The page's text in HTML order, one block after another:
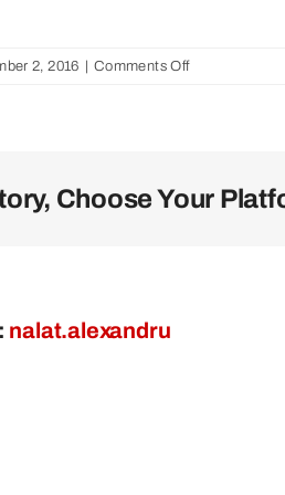
2, 2016 Comments Offon
Choose Your
nalat.alexandru